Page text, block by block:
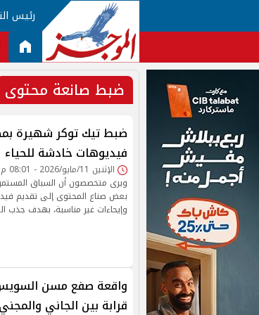
رئيس
ضبط صانعة محتوى
ضبط تيك توكر شهيرة
فيديوهات خادشة للحياء
الإثنين 11/مايو/2026 - 08:01 م
ويرى متخصصون أن السباق المستمر
بعض صناع المحتوى إلى تقديم
وإيحاءات غير مناسبة، بهدف جذب
واقعة صفع مسن
قرابة بين الجاني والمجني